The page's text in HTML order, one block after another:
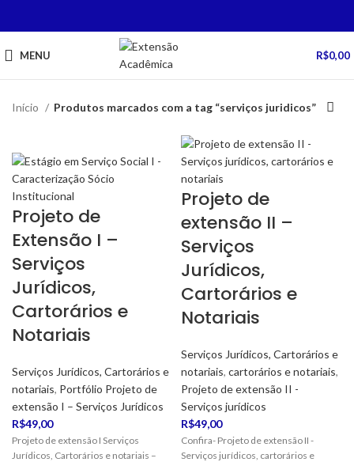
MENU R$0,00
Início Produtos marcados com a tag “serviços juridicos”
Projeto de
Extensão I –
Serviços
Jurídicos,
Cartorários e
Notariais
Serviços Jurídicos, Cartorários e
notariais, Portfólio Projeto de
extensão I – Serviços Jurídicos
R$49,00
Projeto de extensão I Serviços
Jurídicos, Cartorários e notariais –
Projeto de
extensão II –
Serviços
Jurídicos,
Cartorários e
Notariais
Serviços Jurídicos, Cartorários e
notariais, cartorários e notariais,
Projeto de extensão II -
Serviços jurídicos
R$49,00
Confira- Projeto de extensão II -
Serviços jurídicos, cartorários e